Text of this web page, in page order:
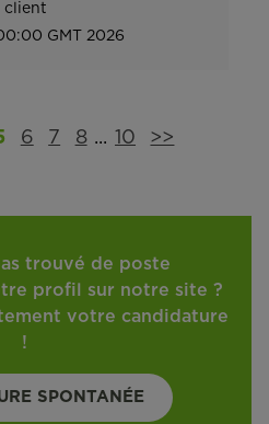
client
GMT 2026
6 7 8 ... 10 >>
trouvé de poste
profil sur notre site ?
votre candidature
!
SPONTANÉE